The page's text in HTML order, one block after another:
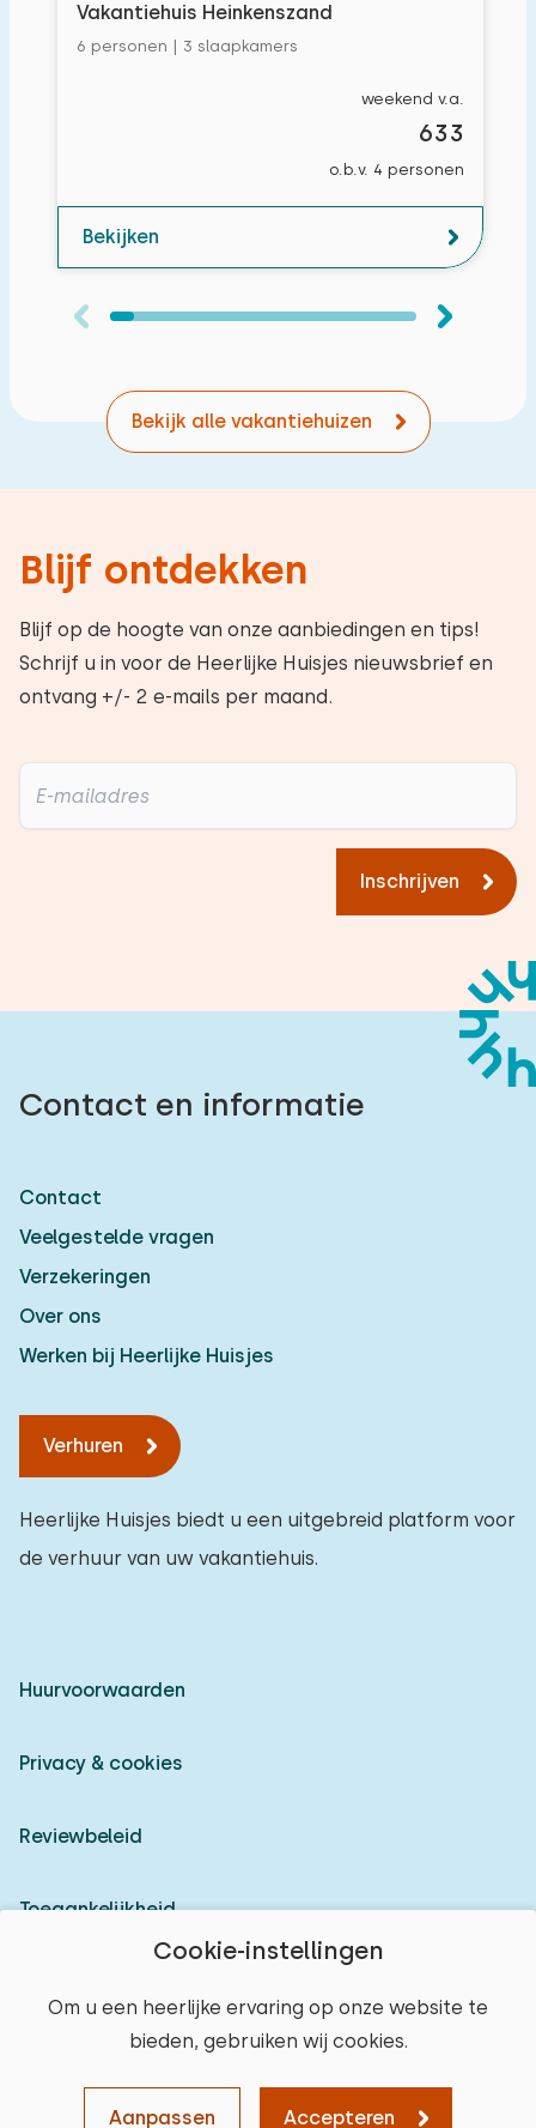
Cookie-instellingen
Om u een heerlijke ervaring op onze website te
bieden, gebruiken wij cookies.
Aanpassen Accepteren
Vakantiehuis Heinkenszand
6 personen | 3 slaapkamers
weekend v.a.
633
o.b.v. 4 personen
Bekijken
Bekijk alle vakantiehuizen
Blijf ontdekken
Blijf op de hoogte van onze aanbiedingen en tips!
Schrijf u in voor de Heerlijke Huisjes nieuwsbrief en
ontvang +/- 2 e-mails per maand.
Inschrijven
Contact en informatie
Contact
Veelgestelde vragen
Verzekeringen
Over ons
Werken bij Heerlijke Huisjes
Verhuren
Heerlijke Huisjes biedt u een uitgebreid platform voor
de verhuur van uw vakantiehuis.
Huurvoorwaarden
Privacy & cookies
Reviewbeleid
Toegankelijkheid
© 2026 Heerlijke Huisjes (geregistreerd merk)